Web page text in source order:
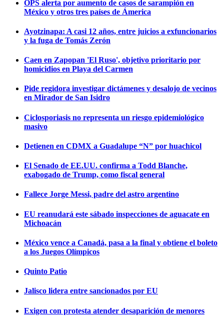
OPS alerta por aumento de casos de sarampión en
México y otros tres países de Ámerica
Ayotzinapa: A casi 12 años, entre juicios a exfuncionarios
y la fuga de Tomás Zerón
Caen en Zapopan 'El Ruso', objetivo prioritario por
homicidios en Playa del Carmen
Pide regidora investigar dictámenes y desalojo de vecinos
en Mirador de San Isidro
Ciclosporiasis no representa un riesgo epidemiológico
masivo
Detienen en CDMX a Guadalupe “N” por huachicol
El Senado de EE.UU. confirma a Todd Blanche,
exabogado de Trump, como fiscal general
Fallece Jorge Messi, padre del astro argentino
EU reanudará este sábado inspecciones de aguacate en
Michoacán
México vence a Canadá, pasa a la final y obtiene el boleto
a los Juegos Olímpicos
Quinto Patio
Jalisco lidera entre sancionados por EU
Exigen con protesta atender desaparición de menores